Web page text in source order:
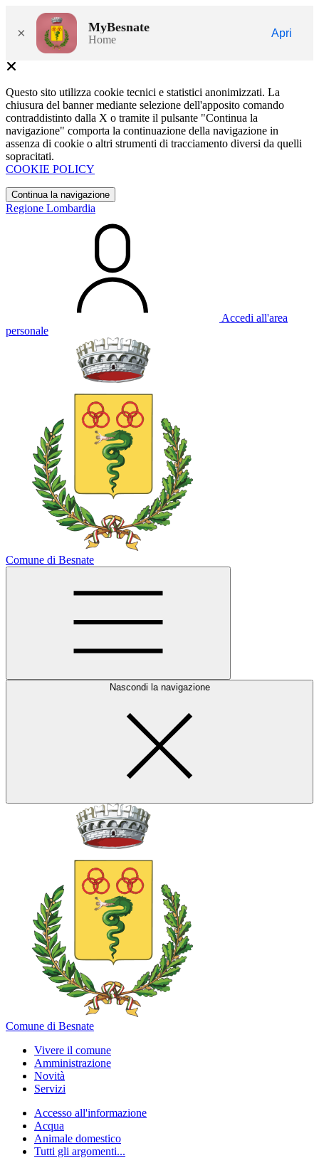
× MyBesnate
Home
Apri
Questo sito utilizza cookie tecnici e statistici anonimizzati. La
chiusura del banner mediante selezione dell'apposito comando
contraddistinto dalla X o tramite il pulsante "Continua la
navigazione" comporta la continuazione della navigazione in
assenza di cookie o altri strumenti di tracciamento diversi da quelli
sopracitati.
COOKIE POLICY
Continua la navigazione
Regione Lombardia
Accedi all'area
personale
Comune di Besnate
Nascondi la navigazione
Comune di Besnate
Vivere il comune
Amministrazione
Novità
Servizi
Accesso all'informazione
Acqua
Animale domestico
Tutti gli argomenti...